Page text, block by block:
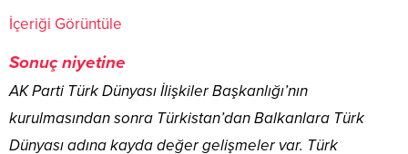
İçeriği Görüntüle
Sonuç niyetine
AK Parti Türk Dünyası İlişkiler Başkanlığı’nın
kurulmasından sonra Türkistan’dan Balkanlara Türk
Dünyası adına kayda değer gelişmeler var. Türk